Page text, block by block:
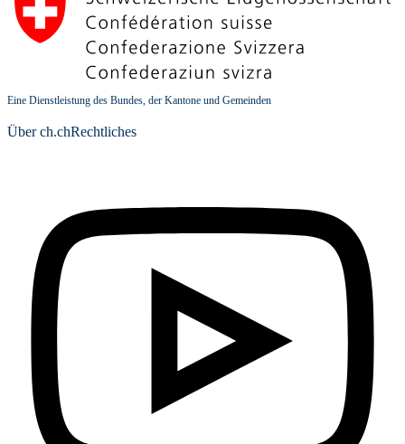
Eine Dienstleistung des Bundes, der Kantone und Gemeinden
Über ch.chRechtliches